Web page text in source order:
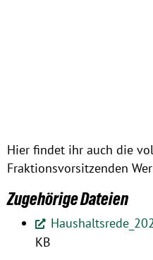
Hier findet ihr auch die
Fraktionsvorsitzenden
Zugehörige Dateien
KB